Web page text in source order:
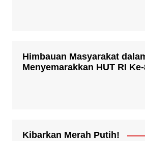
Himbauan Masyarakat
Menyemarakkan HUT RI
Kibarkan Merah Putih!